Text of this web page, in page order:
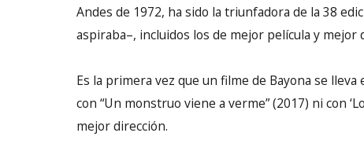
Andes de 1972, ha sido la triunfadora de la 38
aspiraba–, incluidos los de mejor película y mejor
Es la primera vez que un filme de Bayona se
con “Un monstruo viene a verme” (2017) ni con
mejor dirección.